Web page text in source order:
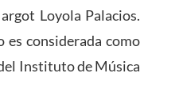
Loyola Palacios.
es considerada como
Instituto de Música